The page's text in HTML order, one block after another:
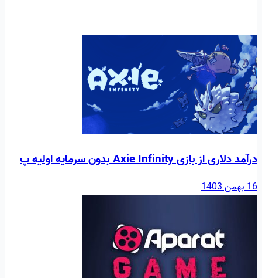
درآمد دلاری از بازی Axie Infinity بدون سرمایه اولیه پ
16 بهمن 1403